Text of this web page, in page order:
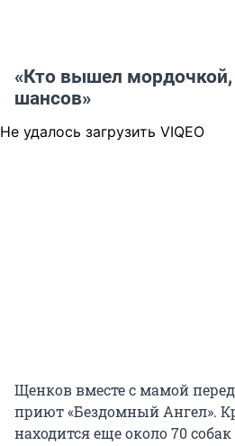
«Кто вышел мордочкой,
шансов»
Не удалось загрузить VIQEO
Щенков вместе с мамой
приют «Бездомный Ангел».
находится еще около 70